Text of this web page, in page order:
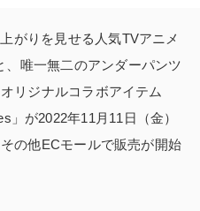
がりを見せる人気TVアニメ
、唯一無二のアンダーパンツ
リジナルコラボアイテム
」が2022年11月11日（金）
の他ECモールで販売が開始